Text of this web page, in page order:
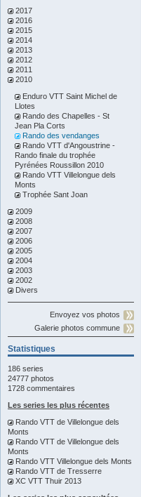
2017
2016
2015
2014
2013
2012
2011
2010
Enduro VTT Saint Michel de
Llotes
Rando des Chapelles - St
Jean Pla Corts
Rando des vendanges
Rando VTT d'Angoustrine -
Rando finale du trophée
Pyrénées Roussillon 2010
Rando VTT Villelongue dels
Monts
Trophée Sant Joan
2009
2008
2007
2006
2005
2004
2003
2002
Divers
Envoyez vos photos
Galerie photos commune
Statistiques
186 series
24777 photos
1728 commentaires
Les series les plus récentes
Rando VTT de Villelongue dels
Monts
Rando VTT de Villelongue dels
Monts
Rando VTT Villelongue dels Monts
Rando VTT de Tresserre
XC VTT Thuir 2013